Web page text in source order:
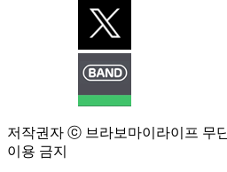
저작권자 ⓒ 브라보마이라이프 무
이용 금지